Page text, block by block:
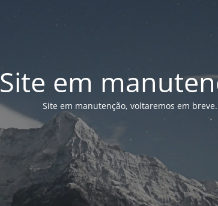
Site em
Site em manutenção, voltaremos em breve.